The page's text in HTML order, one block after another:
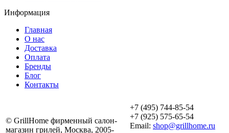
Информация
Главная
О нас
Доставка
Оплата
Бренды
Блог
Контакты
© GrillHome фирменный салон-
магазин грилей, Москва, 2005-
+7 (495) 744-85-54
+7 (925) 575-65-54
Email: shop@grillhome.ru